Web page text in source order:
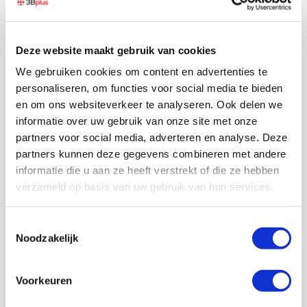
Deze website maakt gebruik van cookies
We gebruiken cookies om content en advertenties te
personaliseren, om functies voor social media te bieden
en om ons websiteverkeer te analyseren. Ook delen we
informatie over uw gebruik van onze site met onze
partners voor social media, adverteren en analyse. Deze
partners kunnen deze gegevens combineren met andere
informatie die u aan ze heeft verstrekt of die ze hebben
verzameld op basis van uw gebruik van hun services.
Noodzakelijk
Voorkeuren
EN
Zakelijke televisie en
internet: Haal meer uit je
connectiviteit
Zakelijke televisie en internet
abonnementen: Kies voor 3Bplus
Ontdek de voordelen van zakelijke televisie en